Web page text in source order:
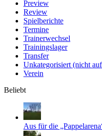
Preview
Review
Spielberichte
Termine
Trainerwechsel
Trainingslager
Transfer
Unkategorisiert (nicht
Verein
Beliebt
Aus für die